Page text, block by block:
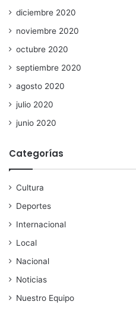
diciembre 2020
noviembre 2020
octubre 2020
septiembre 2020
agosto 2020
julio 2020
junio 2020
Categorías
Cultura
Deportes
Internacional
Local
Nacional
Noticias
Nuestro Equipo